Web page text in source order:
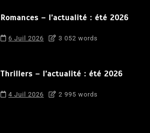
Romances – l’actualité : été 2026
6 Juil 2026 3 052 words
Thrillers – l’actualité : été 2026
4 Juil 2026 2 995 words